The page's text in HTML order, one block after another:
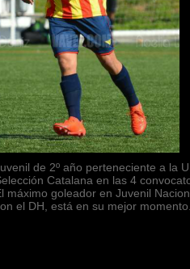
de 2º año perteneciente a la
Catalana en las 4
máximo goleador en Juvenil
el DH, está en su mejor